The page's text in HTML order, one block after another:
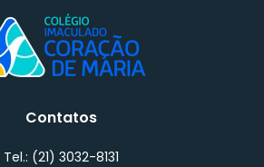
Contatos
Tel.: (21) 3032-8131